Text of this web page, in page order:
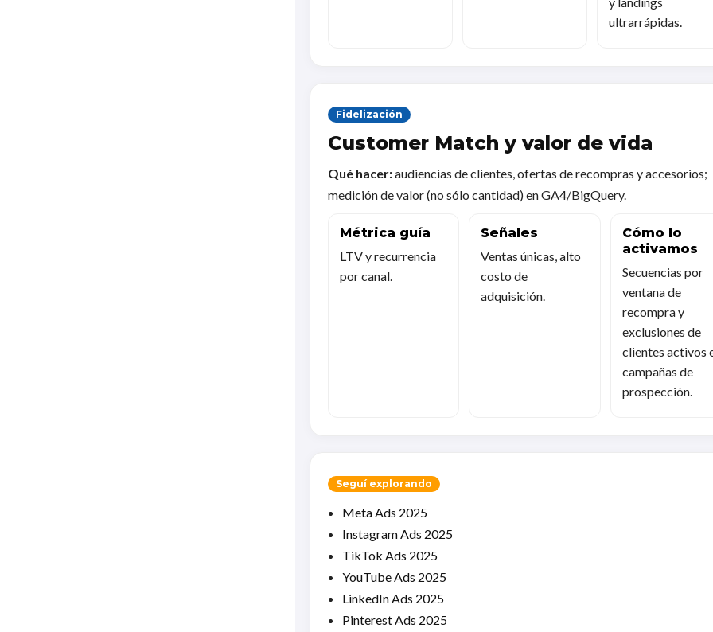
ultrarrápidas.
Fidelización
Customer Match y valor de vida
Qué hacer:audiencias de clientes, ofertas de recompras y accesorios;
medición de valor (no sólo cantidad) en GA4/BigQuery.
Métrica guía
LTV y recurrencia
por canal.
Señales
Ventas únicas, alto
costo de
adquisición.
Cómo lo
activamos
Secuencias por
ventana de
recompra y
exclusiones de
clientes activos
campañas de
prospección.
Seguí explorando
Meta Ads 2025
Instagram Ads 2025
TikTok Ads 2025
YouTube Ads 2025
LinkedIn Ads 2025
Pinterest Ads 2025